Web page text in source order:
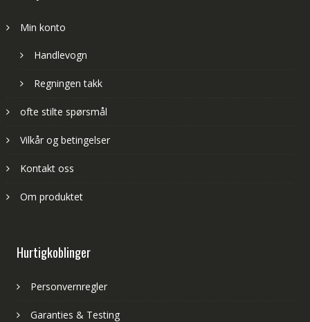
Min konto
Handlevogn
Regningen takk
ofte stilte spørsmål
Vilkår og betingelser
Kontakt oss
Om produktet
Hurtigkoblinger
Personvernregler
Garanties & Testing